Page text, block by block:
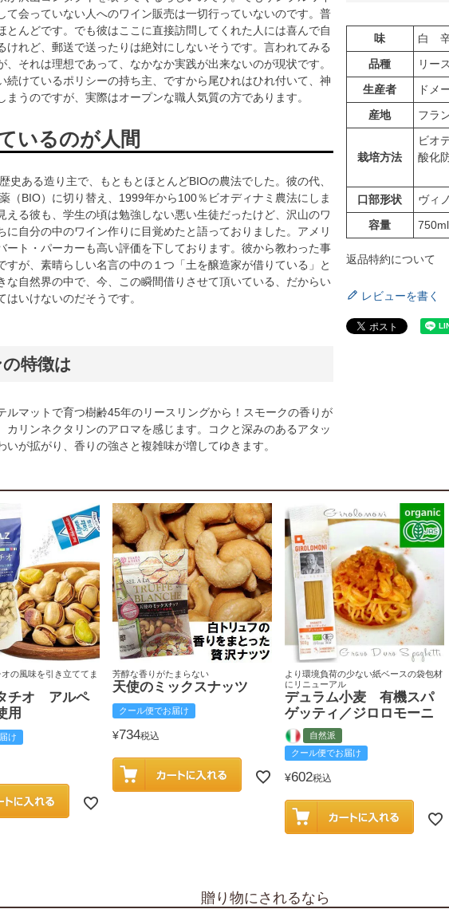
て会っていない人へのワイン販売は一切行っていないのです。普
とんどです。でも彼はここに直接訪問してくれた人には喜んで自
けれど、郵送で送ったりは絶対にしないそうです。言われてみる
、それは理想であって、なかなか実践が出来ないのが現状です。
続けているポリシーの持ち主、ですから尾ひれはひれ付いて、神
まうのですが、実際はオープンな職人気質の方であります。
いるのが人間
史ある造り主で、もともとほとんどBIOの農法でした。彼の代、
（BIO）に切り替え、1999年から100％ビオディナミ農法にしま
える彼も、学生の頃は勉強しない悪い生徒だったけど、沢山のワ
に自分の中のワイン作りに目覚めたと語っておりました。アメリ
ート・パーカーも高い評価を下しております。彼から教わった事
すが、素晴らしい名言の中の１つ「土を醸造家が借りている」と
な自然界の中で、今、この瞬間借りさせて頂いている、だからい
はいけないのだそうです。
特徴は
ルマットで育つ樹齢45年のリースリングから！スモークの香りが
カリンネクタリンのアロマを感じます。コクと深みのあるアタッ
いが拡がり、香りの強さと複雑味が増してゆきます。
味
白
品種
リー
生産者
ドメ
産地
フラ
栽培方法
ビオ
酸化
口部形状
ヴィ
容量
750ml
返品特約について
レビューを書く
の風味を引き立ててま
チオ アルペ
用
け
芳醇な香りがたまらない
天使のミックスナッツ
クール便でお届け
¥734税込
より環境負荷の少ない紙ベースの袋包材
にリニューアル
デュラム小麦 有機スパ
ゲッティ／ジロロモーニ
自然派
クール便でお届け
¥602税込
贈り物にされるなら